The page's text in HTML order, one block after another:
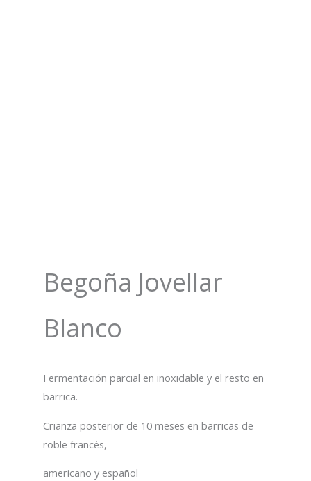
Begoña Jovellar
Blanco
Fermentación parcial en inoxidable y el resto en
barrica.
Crianza posterior de 10 meses en barricas de
roble francés,
americano y español